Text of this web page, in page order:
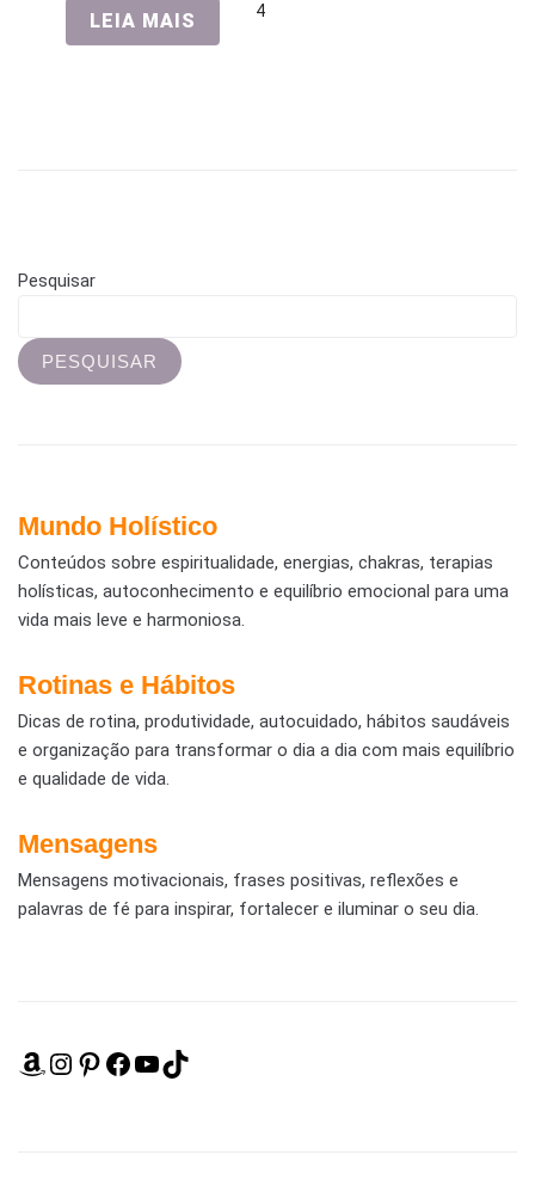
LEIA MAIS 4
Pesquisar
PESQUISAR
Mundo Holístico
Conteúdos sobre espiritualidade, energias, chakras, terapias
holísticas, autoconhecimento e equilíbrio emocional para uma
vida mais leve e harmoniosa.
Rotinas e Hábitos
Dicas de rotina, produtividade, autocuidado, hábitos saudáveis
e organização para transformar o dia a dia com mais equilíbrio
e qualidade de vida.
Mensagens
Mensagens motivacionais, frases positivas, reflexões e
palavras de fé para inspirar, fortalecer e iluminar o seu dia.